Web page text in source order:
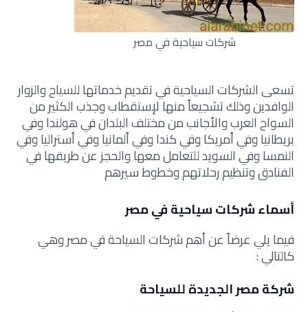
شركات سياحية في مصر
تسعى الشركات السياحية في تقديم خدماتها للسياح والزوار
الوافدين وذلك تشجيعاً منها لإستقطاب وجذب الكثير من
السواح العرب والأجانب من مختلف البلدان في هولندا وفي
بريطانيا وفي أمريكا وفي كندا وفي ألمانيا وفي أستراليا وفي
النمسا وفي السويد للتعامل معها والحجز عن طريقها في
الفنادق وتنظيم رحلاتهم وخطوط سيرهم
أسماء شركات سياحية في مصر
فيما يلي عرضاً عن أهم شركات السياحة في مصر وهي
كالتالي :
شركة مصر الجديدة للسياحة